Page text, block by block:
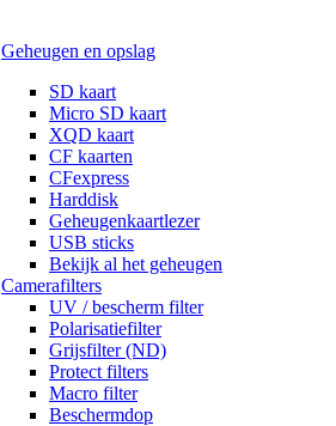
Geheugen en opslag
SD kaart
Micro SD kaart
XQD kaart
CF kaarten
CFexpress
Harddisk
Geheugenkaartlezer
USB sticks
Bekijk al het geheugen
Camerafilters
UV / bescherm filter
Polarisatiefilter
Grijsfilter (ND)
Protect filters
Macro filter
Beschermdop